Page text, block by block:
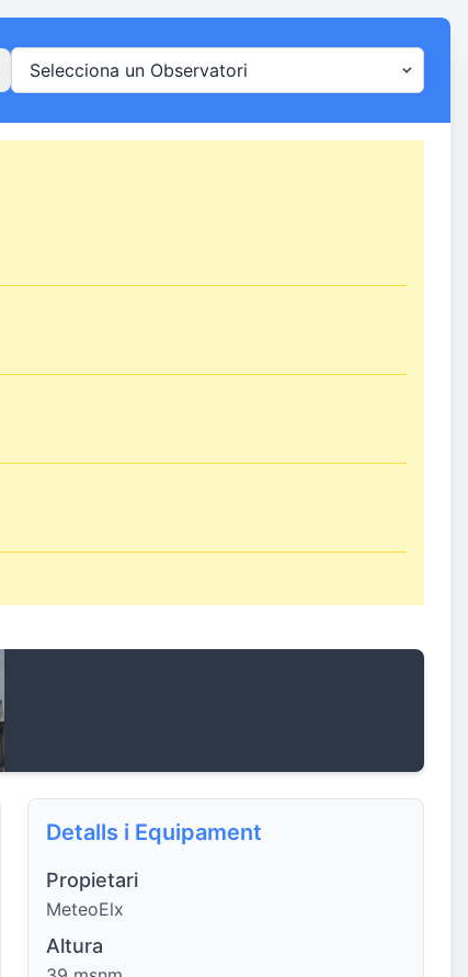
Dimarts
11/08
Detalls i Equipament
Propietari
MeteoElx
Altura